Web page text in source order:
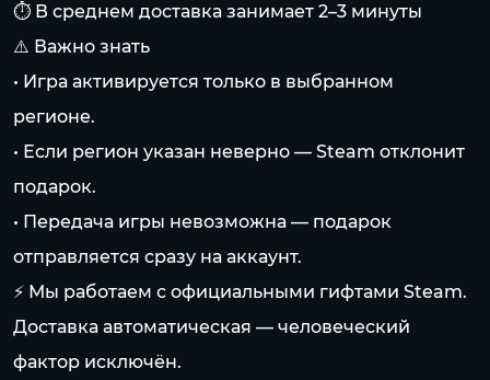
⏱️ В среднем доставка занимает 2–3 минуты
⚠️ Важно знать
• Игра активируется только в выбранном
регионе.
• Если регион указан неверно — Steam отклонит
подарок.
• Передача игры невозможна — подарок
отправляется сразу на аккаунт.
⚡️ Мы работаем с официальными гифтами Steam.
Доставка автоматическая — человеческий
фактор исключён.